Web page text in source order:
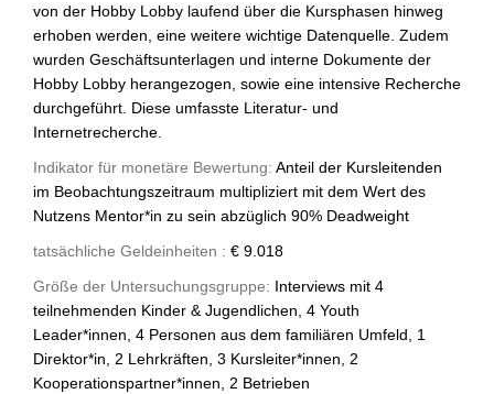
von der Hobby Lobby laufend über die Kursphasen hinweg
erhoben werden, eine weitere wichtige Datenquelle. Zudem
wurden Geschäftsunterlagen und interne Dokumente der
Hobby Lobby herangezogen, sowie eine intensive Recherche
durchgeführt. Diese umfasste Literatur- und
Internetrecherche.
Indikator für monetäre Bewertung: Anteil der Kursleitenden
im Beobachtungszeitraum multipliziert mit dem Wert des
Nutzens Mentor*in zu sein abzüglich 90% Deadweight
tatsächliche Geldeinheiten : € 9.018
Größe der Untersuchungsgruppe: Interviews mit 4
teilnehmenden Kinder & Jugendlichen, 4 Youth
Leader*innen, 4 Personen aus dem familiären Umfeld, 1
Direktor*in, 2 Lehrkräften, 3 Kursleiter*innen, 2
Kooperationspartner*innen, 2 Betrieben